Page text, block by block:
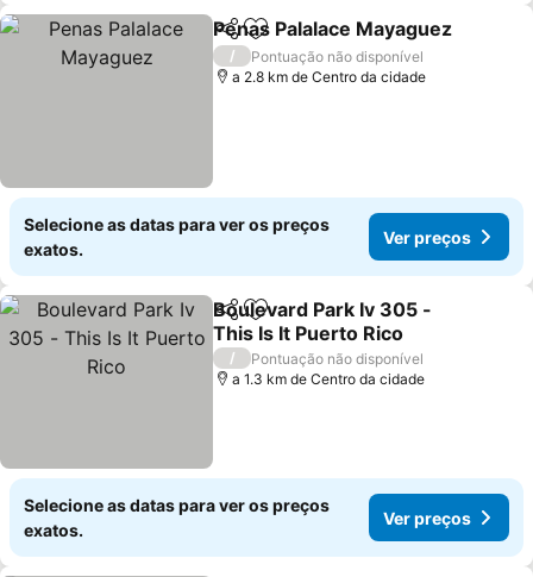
PartilharAdicionar aos favoritos
Penas Palalace Mayaguez
/
Pontuação não disponível
a 2.8 km de Centro da cidade
Selecione as datas para ver os preços
exatos.
Ver preços
PartilharAdicionar aos favoritos
Boulevard Park Iv 305 -
This Is It Puerto Rico
Ver preços
/
Pontuação não disponível
a 1.3 km de Centro da cidade
Selecione as datas para ver os preços
exatos.
Ver preços